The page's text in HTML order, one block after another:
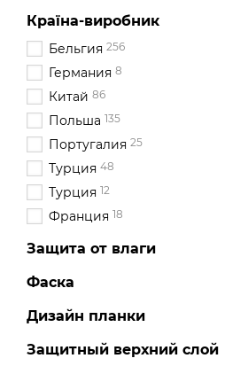
Країна-виробник
Бельгия 256
Германия 8
Китай 86
Польша 135
Португалия 25
Турция 48
Турция 12
Франция 18
Защита от влаги
Фаска
Дизайн планки
Защитный верхний слой